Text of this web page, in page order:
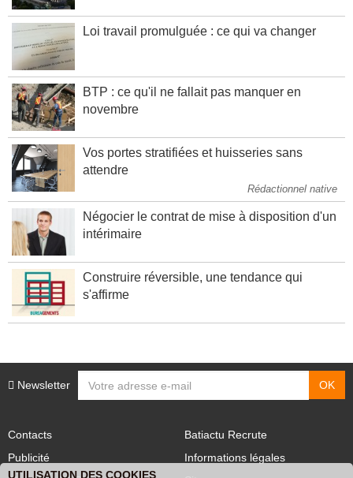
Loi travail promulguée : ce qui va changer
BTP : ce qu'il ne fallait pas manquer en
novembre
Vos portes stratifiées et huisseries sans
attendre
Rédactionnel native
Négocier le contrat de mise à disposition d'un
intérimaire
Construire réversible, une tendance qui
s'affirme
Newsletter
Contacts
Publicité
Batiactu Recrute
Informations légales
UTILISATION DES COOKIES